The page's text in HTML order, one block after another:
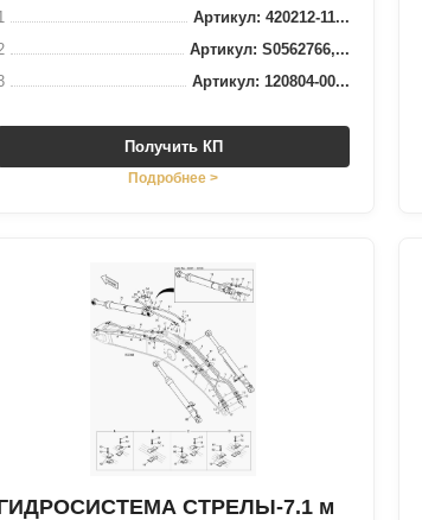
Артикул: 420212-11...
Артикул: S0562766,...
Артикул: 120804-00...
Получить КП
Подробнее >
СТРЕЛЫ-7.1 м